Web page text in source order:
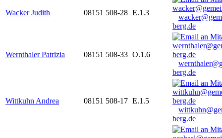
Wacker Judith 08151 508-28 E.1.3
berg.de
Wernthaler Patrizia 08151 508-33 O.1.6
berg.de
Wittkuhn Andrea 08151 508-17 E.1.5
berg.de